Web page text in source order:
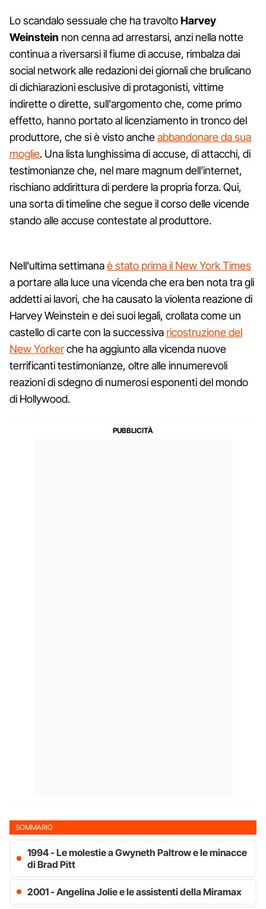
Lo scandalo sessuale che ha travoltoHarvey
Weinstein non cenna ad arrestarsi, anzi nella notte
continua a riversarsi il fiume di accuse, rimbalza dai
social network alle redazioni dei giornali che brulicano
di dichiarazioni esclusive di protagonisti, vittime
indirette o dirette, sull'argomento che, come primo
effetto, hanno portato al licenziamento in tronco del
produttore, che si è visto ancheabbandonare da sua
moglie. Una lista lunghissima di accuse, di attacchi, di
testimonianze che, nel mare magnum dell'internet,
rischiano addirittura di perdere la propria forza. Qui,
una sorta di timeline che segue il corso delle vicende
stando alle accuse contestate al produttore.
Nell'ultima settimanaè stato prima il New York Times
a portare alla luce una vicenda che era ben nota tra gli
addetti ai lavori, che ha causato la violenta reazione di
Harvey Weinstein e dei suoi legali, crollata come un
castello di carte con la successiva ricostruzione del
New Yorkerche ha aggiunto alla vicenda nuove
terrificanti testimonianze, oltre alle innumerevoli
reazioni di sdegno di numerosi esponenti del mondo
di Hollywood.
SOMMARIO
1994 - Le molestie a Gwyneth Paltrow e le minacce
di Brad Pitt
2001 - Angelina Jolie e le assistenti della Miramax